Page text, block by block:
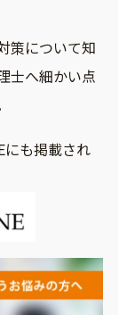
策について知
士へ細かい点
にも掲載され